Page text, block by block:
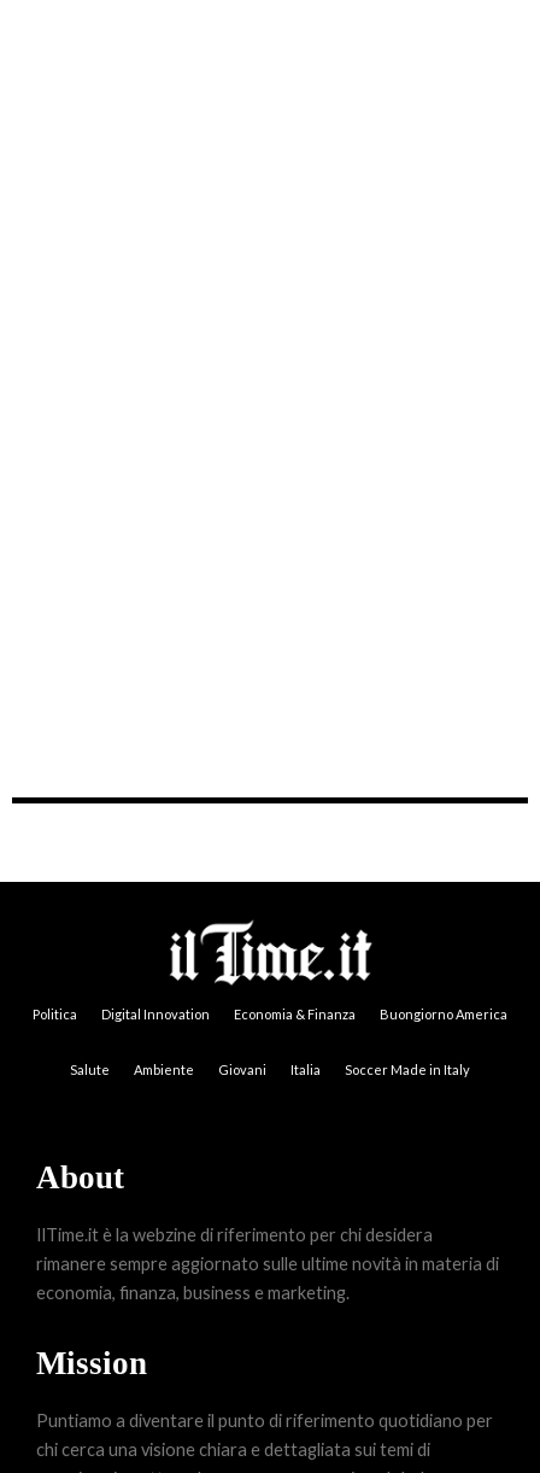
Politica Digital Innovation Economia & Finanza Buongiorno America
Salute Ambiente Giovani Italia Soccer Made in Italy
About
IlTime.it è la webzine di riferimento per chi desidera
rimanere sempre aggiornato sulle ultime novità in materia di
economia, finanza, business e marketing.
Mission
Puntiamo a diventare il punto di riferimento quotidiano per
chi cerca una visione chiara e dettagliata sui temi di